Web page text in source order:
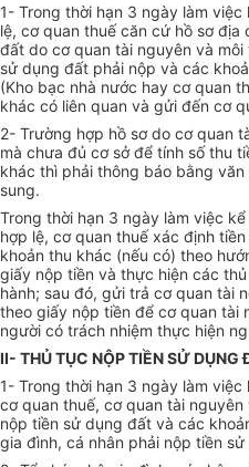
1- Trong thời hạn 3 ngày làm
lệ, cơ quan thuế căn cứ hồ sơ
đất do cơ quan tài nguyên và
sử dụng đất phải nộp và các
(Kho bạc nhà nước hay cơ quan
khác có liên quan và gửi đến cơ
2- Trường hợp hồ sơ do cơ quan
mà chưa đủ cơ sở để tính số thu
khác thì phải thông báo bằng
sung.
Trong thời hạn 3 ngày làm việc
hợp lệ, cơ quan thuế xác định
khoản thu khác (nếu có) theo
giấy nộp tiền và thực hiện các
hành; sau đó, gửi trả cơ quan tài
theo giấy nộp tiền để cơ quan tài
người có trách nhiệm thực hiện
II- THỦ TỤC NỘP TIỀN SỬ DỤNG
1- Trong thời hạn 3 ngày làm
cơ quan thuế, cơ quan tài
nộp tiền sử dụng đất và các
gia đình, cá nhân phải nộp tiền